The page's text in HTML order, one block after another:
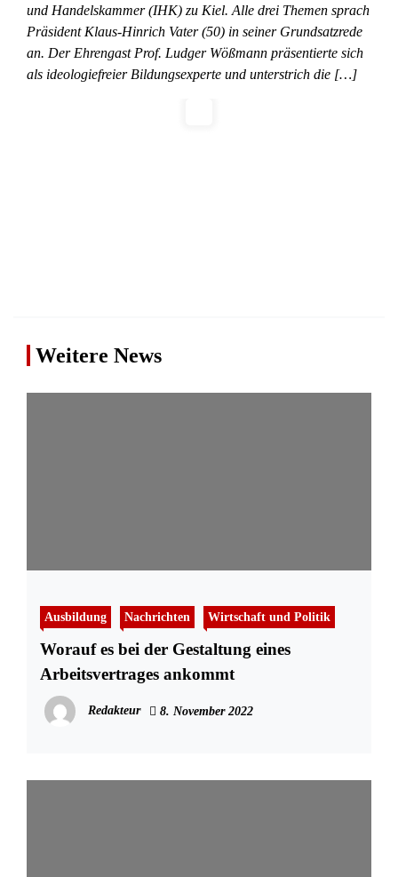
und Handelskammer (IHK) zu Kiel. Alle drei Themen sprach
Präsident Klaus-Hinrich Vater (50) in seiner Grundsatzrede
an. Der Ehrengast Prof. Ludger Wößmann präsentierte sich
als ideologiefreier Bildungsexperte und unterstrich die […]
Weitere News
Ausbildung Nachrichten Wirtschaft und Politik
Worauf es bei der Gestaltung eines
Arbeitsvertrages ankommt
Redakteur 8. November 2022